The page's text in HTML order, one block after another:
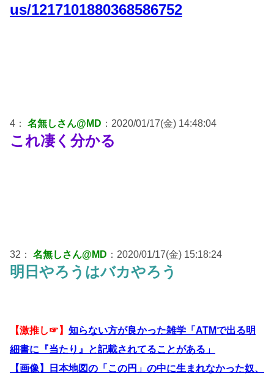
us/1217101880368586752
4： 名無しさん@MD ：2020/01/17(金) 14:48:04
これ凄く分かる
32： 名無しさん@MD ：2020/01/17(金) 15:18:24
明日やろうはバカやろう
【激推し☞】 知らない方が良かった雑学「ATMで出る明
細書に『当たり』と記載されてることがある」
【画像】日本地図の「この円」の中に生まれなかった奴、